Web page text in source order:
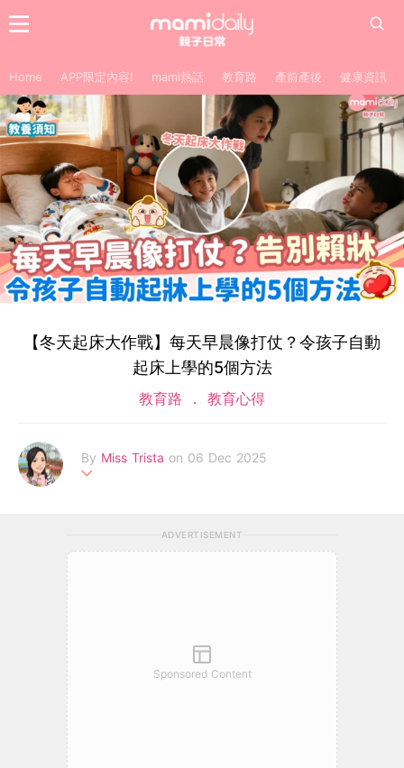
Home APP限定內容! mami熱話 教育路 產前產後 健康資訊
【冬天起床大作戰】每天早晨像打仗？令孩子自動
起床上學的5個方法
教育路 教育心得
By Miss Trista on 06 Dec 2025
ADVERTISEMENT
Sponsored Content